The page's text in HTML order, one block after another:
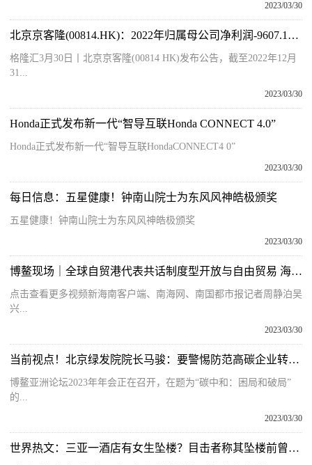
2023/03/30
北京京客隆(00814.HK)：2022年归属母公司净利润-9607.1万元
格隆汇3月30日丨北京京客隆(00814 HK)发布公告，截至2022年12月
31...
2023/03/30
Honda正式发布新一代“智导互联Honda CONNECT 4.0”
Honda正式发布新一代“智导互联HondaCONNECT4 0”
2023/03/30
每日信息：五星健康！钟南山院士为东风风神皓极颁奖
五星健康！钟南山院士为东风风神皓极颁奖
2023/03/30
博鳌现场｜全球自贸港代表共话制度型开放与自由贸易 海南自贸港“国际朋友圈”越扩越大
点击查看更多视频新海南客户端、南海网、南国都市报记者周静泊吴
兴...
2023/03/30
当前视点！北京绿发院院长马骏：要警惕防范高碳企业转型中的失业风险
博鳌亚洲论坛2023年年会正在召开，在题为“碳中和：困局和破局”
的...
2023/03/30
世界热文：三亚一酒店有女生坠楼？目击者称其坠楼前曾呼喊救命，警方介入